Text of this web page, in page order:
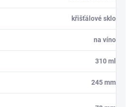
křišťálové sklo
na víno
310 ml
245 mm